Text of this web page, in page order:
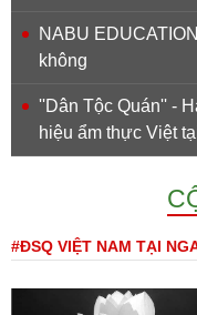
NABU
không
''Dân Tộc Quán'' -
hiệu ẩm thực Việt
#ĐSQ VIỆT NAM TẠI